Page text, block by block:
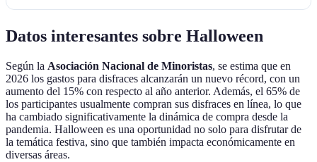
Datos interesantes sobre Halloween
Según la Asociación Nacional de Minoristas, se estima que en
2026 los gastos para disfraces alcanzarán un nuevo récord, con un
aumento del 15% con respecto al año anterior. Además, el 65% de
los participantes usualmente compran sus disfraces en línea, lo que
ha cambiado significativamente la dinámica de compra desde la
pandemia. Halloween es una oportunidad no solo para disfrutar de
la temática festiva, sino que también impacta económicamente en
diversas áreas.